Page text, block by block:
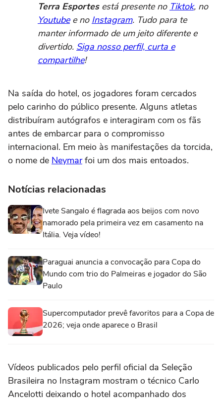
Terra Esportesestá presente no Tiktok, no
Youtubee no Instagram. Tudo para te
manter informado de um jeito diferente e
divertido. Siga nosso perfil, curta e
compartilhe!
Na saída do hotel, os jogadores foram cercados
pelo carinho do público presente. Alguns atletas
distribuíram autógrafos e interagiram com os fãs
antes de embarcar para o compromisso
internacional. Em meio às manifestações da torcida,
o nome de Neymarfoi um dos mais entoados.
Notícias relacionadas
Ivete Sangalo é flagrada aos beijos com novo
namorado pela primeira vez em casamento na
Itália. Veja vídeo!
Paraguai anuncia a convocação para Copa do
Mundo com trio do Palmeiras e jogador do São
Paulo
Supercomputador prevê favoritos para a Copa de
2026; veja onde aparece o Brasil
Vídeos publicados pelo perfil oficial da Seleção
Brasileira no Instagram mostram o técnico Carlo
Ancelotti deixando o hotel acompanhado dos